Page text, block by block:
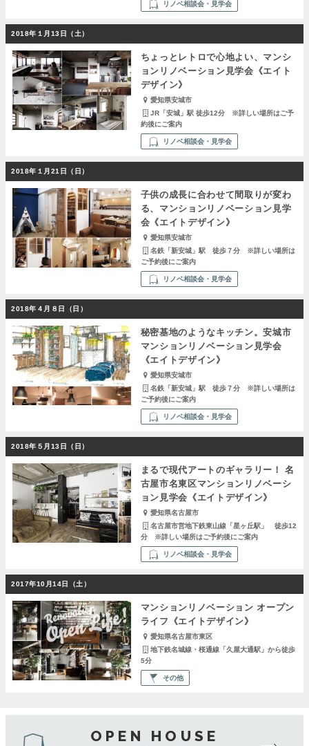
リノベ相談会・見学会
2018年１月13日（土）
ちょっとレトロで心地よい、マンシ
ョンリノベーション見学会《エイト
デザイン》
愛知県安城市
JR「安城」駅 徒歩12分 ※詳しい場所はご予
約後にご案内
リノベ相談会・見学会
2018年１月21日（日）
子供の成長に合わせて間取りが変わ
る、マンションリノベーション見学
会《エイトデザイン》
愛知県安城市
名鉄「新安城」駅 徒歩７分 ※詳しい場所は
ご予約後にご案内
リノベ相談会・見学会
2018年４月８日（日）
秘密基地のようなキッチン。安城市
マンションリノベーション見学会
《エイトデザイン》
愛知県安城市
名鉄「新安城」駅 徒歩７分 ※詳しい場所は
ご予約後にご案内
リノベ相談会・見学会
2018年５月13日（日）
まるで現代アートのギャラリー！ 名
古屋市名東区マンションリノベーシ
ョン見学会《エイトデザイン》
愛知県名古屋市
名古屋市営地下鉄東山線「星ヶ丘駅」 徒歩12
分 ※詳しい場所はご予約後にご案内
リノベ相談会・見学会
2017年10月14日（土）
マンションリノベーション オープン
ライフ《エイトデザイン》
愛知県名古屋市東区
地下鉄名城線・桜通線「久屋大通駅」から徒歩
5分
その他
OPEN HOUSE